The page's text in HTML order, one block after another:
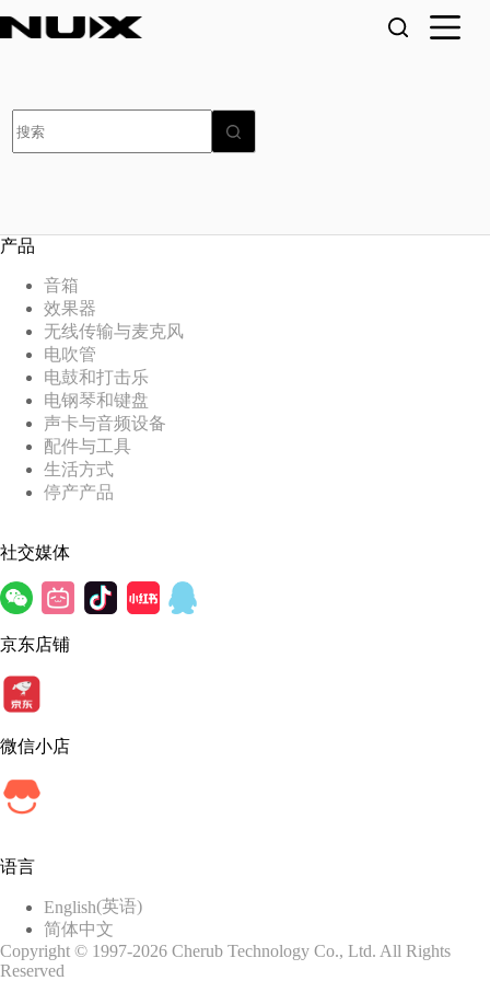
至
结
产品
音箱
效果器
无线传输与麦克风
电吹管
电鼓和打击乐
电钢琴和键盘
声卡与音频设备
配件与工具
生活方式
停产产品
社交媒体
京东店铺
微信小店
语言
English(英语)
简体中文
Copyright © 1997-2026 Cherub Technology Co., Ltd. All Rights
Reserved